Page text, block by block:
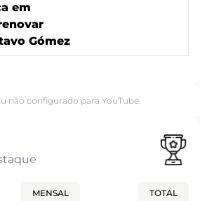
em
Gómez
não configurado para YouTube.
MENSAL TOTAL